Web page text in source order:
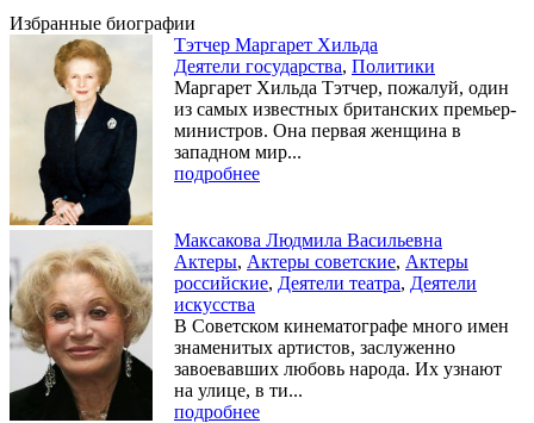
Избранные биографии
Тэтчер Маргарет Хильда
Деятели государства, Политики
Маргарет Хильда Тэтчер, пожалуй, один
из самых известных британских премьер-
министров. Она первая женщина в
западном мир...
подробнее
Максакова Людмила Васильевна
Актеры, Актеры советские, Актеры
российские, Деятели театра, Деятели
искусства
В Советском кинематографе много имен
знаменитых артистов, заслуженно
завоевавших любовь народа. Их узнают
на улице, в ти...
подробнее